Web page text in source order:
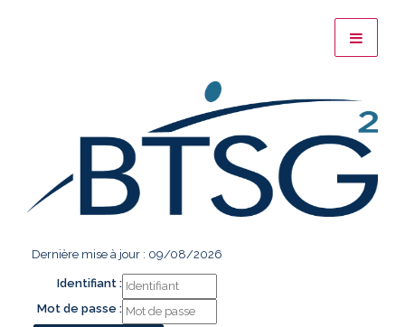
Dernière mise à jour : 09/08/2026
Identifiant :
Mot de passe :